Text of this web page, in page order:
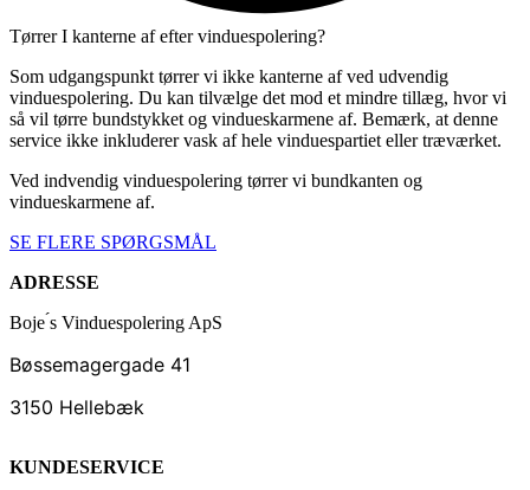
Tørrer I kanterne af efter vinduespolering?
Som udgangspunkt tørrer vi ikke kanterne af ved udvendig
vinduespolering. Du kan tilvælge det mod et mindre tillæg, hvor vi
så vil tørre bundstykket og vindueskarmene af. Bemærk, at denne
service ikke inkluderer vask af hele vinduespartiet eller træværket.
Ved indvendig vinduespolering tørrer vi bundkanten og
vindueskarmene af.
SE FLERE SPØRGSMÅL
ADRESSE
Boje ́s Vinduespolering ApS
Bøssemagergade 41
3150 Hellebæk
KUNDESERVICE